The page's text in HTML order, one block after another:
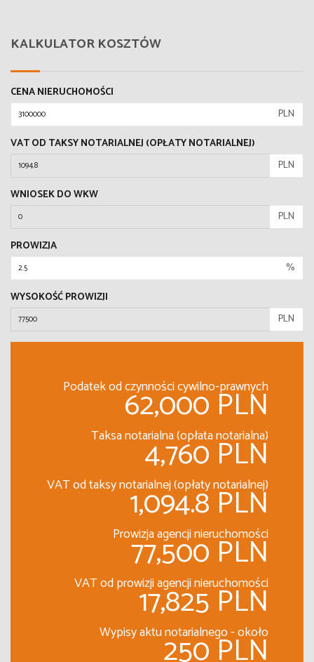
KALKULATOR KOSZTÓW
CENA NIERUCHOMOŚCI
PLN
VAT OD TAKSY NOTARIALNEJ (OPŁATY NOTARIALNEJ)
PLN
WNIOSEK DO WKW
PLN
PROWIZJA
%
WYSOKOŚĆ PROWIZJI
PLN
Podatek od czynności cywilno-prawnych
62,000 PLN
Taksa notarialna (opłata notarialna)
4,760 PLN
VAT od taksy notarialnej (opłaty notarialnej)
1,094.8 PLN
Prowizja agencji nieruchomości
77,500 PLN
VAT od prowizji agencji nieruchomości
17,825 PLN
Wypisy aktu notarialnego - około
250 PLN